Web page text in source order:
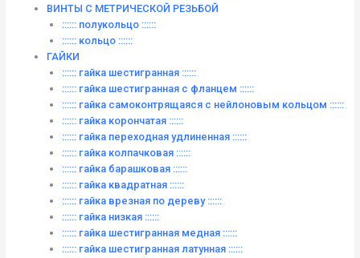
ВИНТЫ C МЕТРИЧЕСКОЙ РЕЗЬБОЙ
:::::: полукольцо ::::::
:::::: кольцо ::::::
ГАЙКИ
:::::: гайка шестигранная ::::::
:::::: гайка шестигранная с фланцем ::::::
:::::: гайка самоконтрящаяся с нейлоновым кольцом ::::::
:::::: гайка корончатая ::::::
:::::: гайка переходная удлиненная ::::::
:::::: гайка колпачковая ::::::
:::::: гайка барашковая ::::::
:::::: гайка квадратная ::::::
:::::: гайка врезная по дереву ::::::
:::::: гайка низкая ::::::
:::::: гайка шестигранная медная ::::::
:::::: гайка шестигранная латунная ::::::